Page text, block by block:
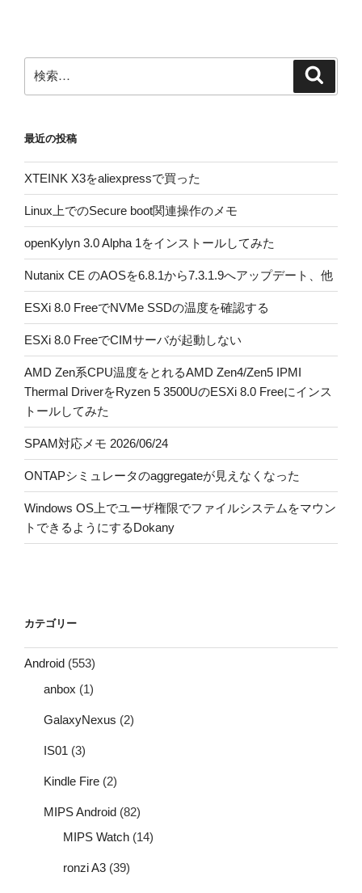
ン
索:
最近の投稿
XTEINK X3をaliexpressで買った
Linux上でのSecure boot関連操作のメモ
openKylyn 3.0 Alpha 1をインストールしてみた
Nutanix CE のAOSを6.8.1から7.3.1.9へアップデート、他
ESXi 8.0 FreeでNVMe SSDの温度を確認する
ESXi 8.0 FreeでCIMサーバが起動しない
AMD Zen系CPU温度をとれるAMD Zen4/Zen5 IPMI
Thermal DriverをRyzen 5 3500UのESXi 8.0 Freeにインス
トールしてみた
SPAM対応メモ 2026/06/24
ONTAPシミュレータのaggregateが見えなくなった
Windows OS上でユーザ権限でファイルシステムをマウン
トできるようにするDokany
カテゴリー
Android (553)
anbox (1)
GalaxyNexus (2)
IS01 (3)
Kindle Fire (2)
MIPS Android (82)
MIPS Watch (14)
ronzi A3 (39)